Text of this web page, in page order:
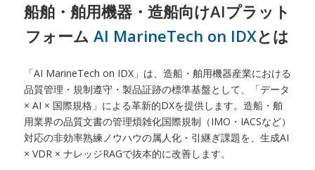
船舶・舶用機器・造船向けAIプラット
フォームAI MarineTech on IDXとは
「AI MarineTech on IDX」は、造船・舶用機器産業における
品質管理・規制遵守・製品証跡の標準基盤として、「データ
× AI × 国際規格」による革新的DXを提供します。造船・舶
用業界の品質文書の管理煩雑化国際規制（IMO・IACSなど）
対応の非効率熟練ノウハウの属人化・引継ぎ課題を、生成AI
× VDR × ナレッジRAGで抜本的に改善します。